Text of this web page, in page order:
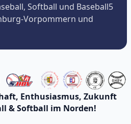
Softball und Baseball5
Vorpommern und
Enthusiasmus, Zukunft
& Softball im Norden!